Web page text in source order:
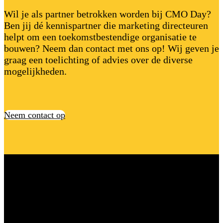
Wil je als partner betrokken worden bij CMO Day?
Ben jij dé kennispartner die marketing directeuren
helpt om een toekomstbestendige organisatie te
bouwen? Neem dan contact met ons op! Wij geven je
graag een toelichting of advies over de diverse
mogelijkheden.
Neem contact op